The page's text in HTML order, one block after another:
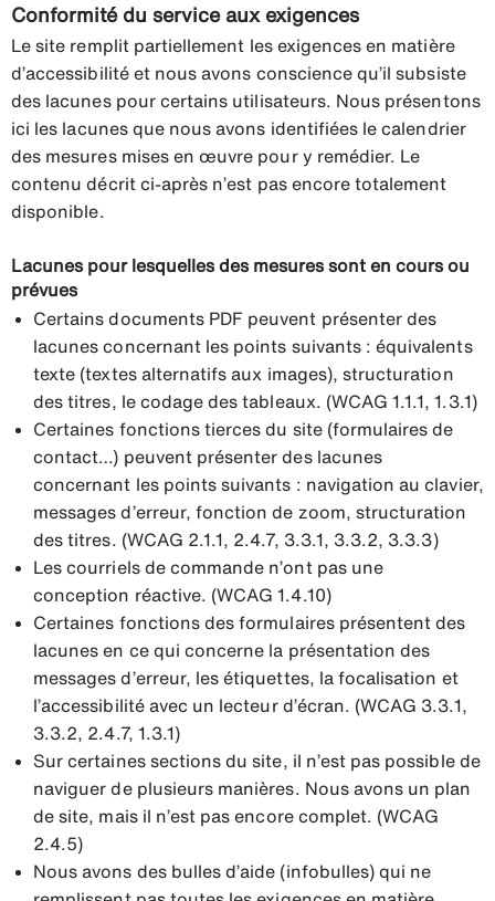
Conformité du service aux exigences
Le site remplit partiellement les exigences en matière
d’accessibilité et nous avons conscience qu’il subsiste
des lacunes pour certains utilisateurs. Nous présentons
ici les lacunes que nous avons identifiées le calendrier
des mesures mises en œuvre pour y remédier. Le
contenu décrit ci-après n’est pas encore totalement
disponible.
Lacunes pour lesquelles des mesures sont en cours ou
prévues
Certains documents PDF peuvent présenter des
lacunes concernant les points suivants : équivalents
texte (textes alternatifs aux images), structuration
des titres, le codage des tableaux. (WCAG 1.1.1, 1.3.1)
Certaines fonctions tierces du site (formulaires de
contact…) peuvent présenter des lacunes
concernant les points suivants : navigation au clavier,
messages d’erreur, fonction de zoom, structuration
des titres. (WCAG 2.1.1, 2.4.7, 3.3.1, 3.3.2, 3.3.3)
Les courriels de commande n’ont pas une
conception réactive. (WCAG 1.4.10)
Certaines fonctions des formulaires présentent des
lacunes en ce qui concerne la présentation des
messages d’erreur, les étiquettes, la focalisation et
l’accessibilité avec un lecteur d’écran. (WCAG 3.3.1,
3.3.2, 2.4.7, 1.3.1)
Sur certaines sections du site, il n’est pas possible de
naviguer de plusieurs manières. Nous avons un plan
de site, mais il n’est pas encore complet. (WCAG
2.4.5)
Nous avons des bulles d’aide (infobulles) qui ne